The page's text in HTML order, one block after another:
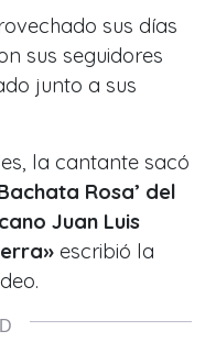
sus días
sus seguidores
junto a sus
la cantante sacó
Rosa’ del
Juan Luis
escribió la